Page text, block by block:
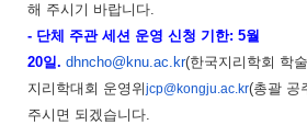
해 주시기 바랍니다.
- 단체 주관 세션 운영 신청 기한: 5월
20일. dhncho@knu.ac.kr(한국지리학회 학
지리학대회 운영위jcp@kongju.ac.kr(총괄 공
주시면 되겠습니다.